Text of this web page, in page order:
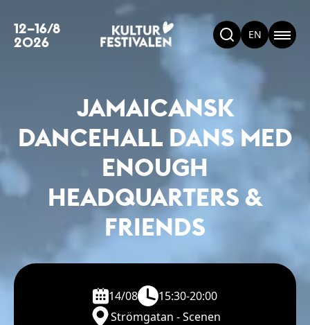
12–16/8
2026 EN
JAMAICANSK
DANCEHALL DANS MED
ENOUGH
HEADQUARTERS &
FRIENDS
14/08
15:30-20:00
Strömgatan - Scenen